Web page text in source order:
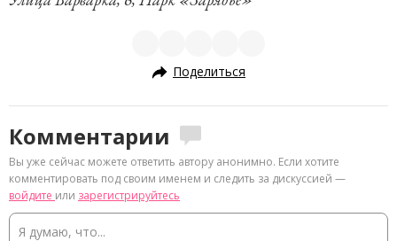
Поделиться
Комментарии
Вы уже сейчас можете ответить автору анонимно. Если хотите
комментировать под своим именем и следить за дискуссией —
войдите или зарегистрируйтесь